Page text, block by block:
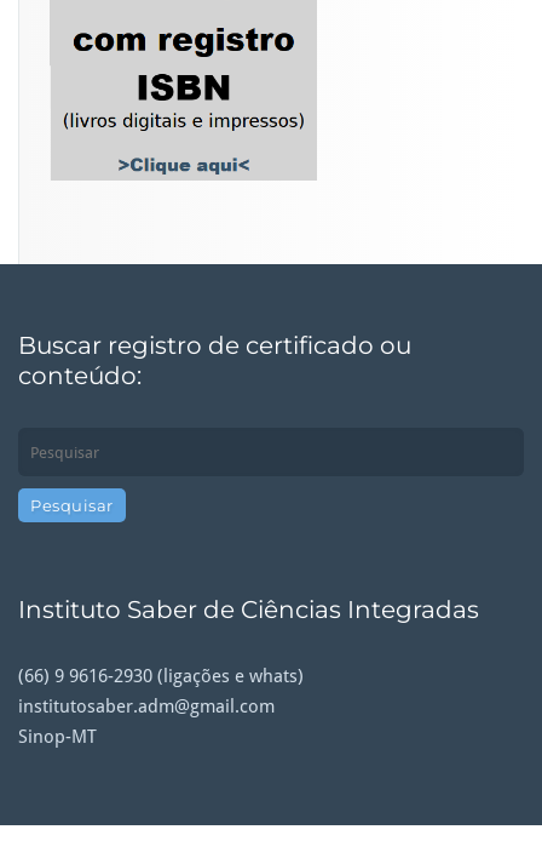
Buscar registro de certificado ou
conteúdo:
Instituto Saber de Ciências Integradas
(66) 9 9616-2930 (ligações e whats)
institutosaber.adm@gmail.com
Sinop-MT